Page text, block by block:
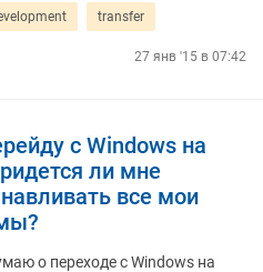
transfer
27 янв '15 в 07:42
с Windows на
ли мне
все мои
о переходе с Windows на